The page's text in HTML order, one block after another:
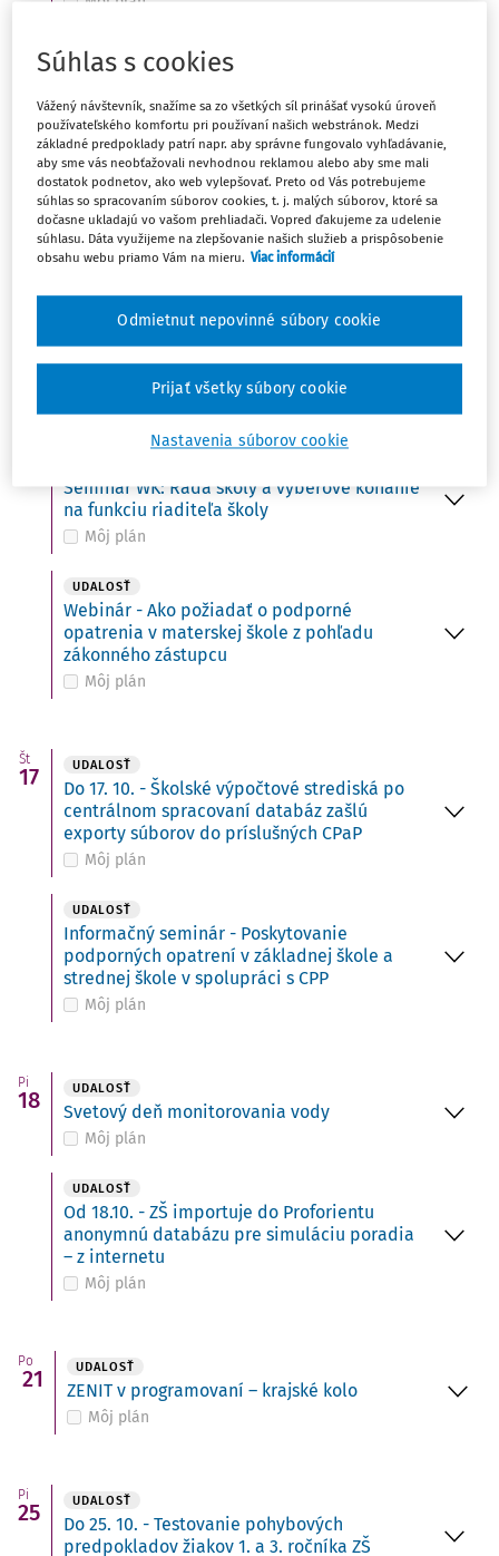
15
Do 15. 10. - Ministerstvo školstva zverejní na
svojom webovom sídle termíny konania
prijímacích skúšok
Môj plán
UDALOSŤ
Môj plán
UDALOSŤ
VÚDPaP: Kto z koho – ako udržať hranice
Môj plán
Seminár WK: Rada školy a výberové konanie
na funkciu riaditeľa školy
Môj plán
UDALOSŤ
Webinár - Ako požiadať o podporné
opatrenia v materskej škole z pohľadu
zákonného zástupcu
Môj plán
Št
17 UDALOSŤ
Do 17. 10. - Školské výpočtové strediská po
centrálnom spracovaní databáz zašlú
exporty súborov do príslušných CPaP
Môj plán
UDALOSŤ
Informačný seminár - Poskytovanie
podporných opatrení v základnej škole a
strednej škole v spolupráci s CPP
Môj plán
Pi
18 UDALOSŤ
Svetový deň monitorovania vody
Môj plán
UDALOSŤ
Od 18.10. - ZŠ importuje do Proforientu
anonymnú databázu pre simuláciu poradia
– z internetu
Môj plán
Po
21 UDALOSŤ
ZENIT v programovaní – krajské kolo
Môj plán
Pi
25 UDALOSŤ
Do 25. 10. - Testovanie pohybových
predpokladov žiakov 1. a 3. ročníka ZŠ
Súhlas s cookies
Vážený návštevník, snažíme sa zo všetkých síl prinášať vysokú úroveň
používateľského komfortu pri používaní našich webstránok. Medzi
základné predpoklady patrí napr. aby správne fungovalo vyhľadávanie,
aby sme vás neobťažovali nevhodnou reklamou alebo aby sme mali
dostatok podnetov, ako web vylepšovať. Preto od Vás potrebujeme
súhlas so spracovaním súborov cookies, t. j. malých súborov, ktoré sa
dočasne ukladajú vo vašom prehliadači. Vopred ďakujeme za udelenie
súhlasu. Dáta využijeme na zlepšovanie našich služieb a prispôsobenie
obsahu webu priamo Vám na mieru. Viac informácií
Nastavenia súborov cookie
Odmietnut nepovinné súbory cookie
Prijať všetky súbory cookie